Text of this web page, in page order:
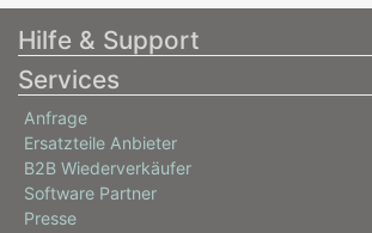
Hilfe & Support
Services
Anfrage
Ersatzteile Anbieter
B2B Wiederverkäufer
Software Partner
Presse